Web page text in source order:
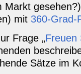
Markt
mit 360-Grad-
Frage „Freuen
Sätze im